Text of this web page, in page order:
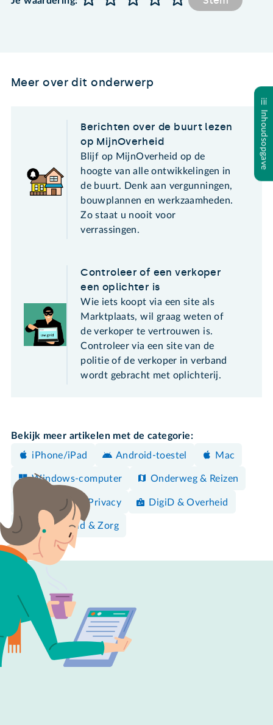
Inhoudsopgave
Meer over dit onderwerp
Berichten over de buurt lezen
op MijnOverheid
Blijf op MijnOverheid op de
hoogte van alle ontwikkelingen in
de buurt. Denk aan vergunningen,
bouwplannen en werkzaamheden.
Zo staat u nooit voor
verrassingen.
Controleer of een verkoper
een oplichter is
Wie iets koopt via een site als
Marktplaats, wil graag weten of
de verkoper te vertrouwen is.
Controleer via een site van de
politie of de verkoper in verband
wordt gebracht met oplichterij.
Bekijk meer artikelen met de categorie:
iPhone/iPad
Android-toestel Mac
Windows-computer Onderweg & Reizen
Veiligheid & Privacy DigiD & Overheid
Gezondheid & Zorg